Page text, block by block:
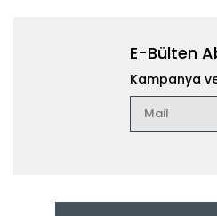
E-Bülten
Kampanya